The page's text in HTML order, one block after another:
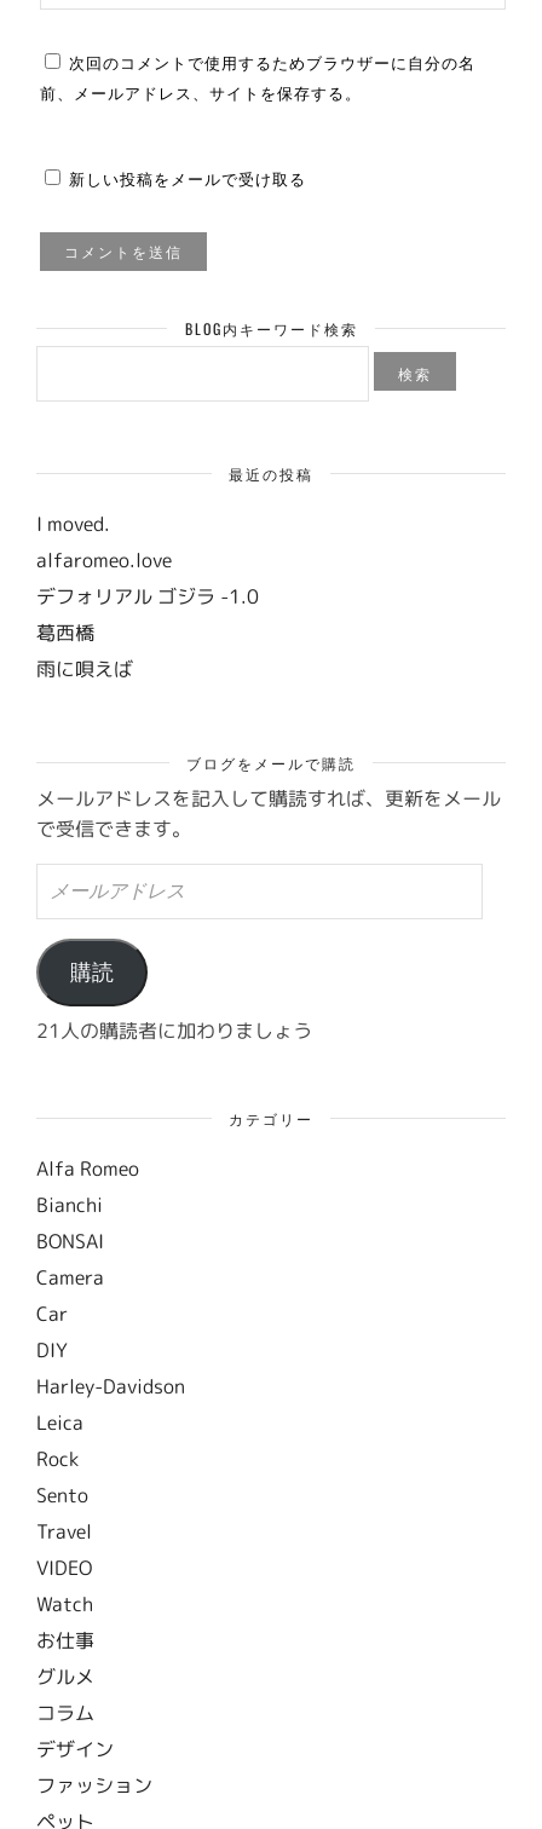
次回のコメントで使用するためブラウザーに自分の名
前、メールアドレス、サイトを保存する。
新しい投稿をメールで受け取る
BLOG内キーワード検索
検
最近の投稿
I moved.
alfaromeo.love
デフォリアル ゴジラ -1.0
葛西橋
雨に唄えば
ブログをメールで購読
メールアドレスを記入して購読すれば、更新をメール
で受信できます。
ル
ア
ド
レ
ス
購読
21人の購読者に加わりましょう
カテゴリー
Alfa Romeo
Bianchi
BONSAI
Camera
Car
DIY
Harley-Davidson
Leica
Rock
Sento
Travel
VIDEO
Watch
お仕事
グルメ
コラム
デザイン
ファッション
ペット